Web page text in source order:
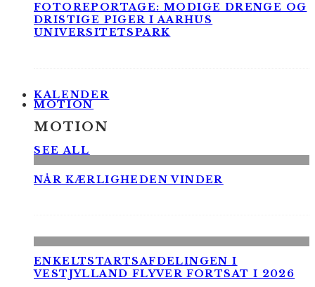
FOTOREPORTAGE: MODIGE DRENGE OG
DRISTIGE PIGER I AARHUS
UNIVERSITETSPARK
KALENDER
MOTION
MOTION
SEE ALL
NÅR KÆRLIGHEDEN VINDER
ENKELTSTARTSAFDELINGEN I
VESTJYLLAND FLYVER FORTSAT I 2026